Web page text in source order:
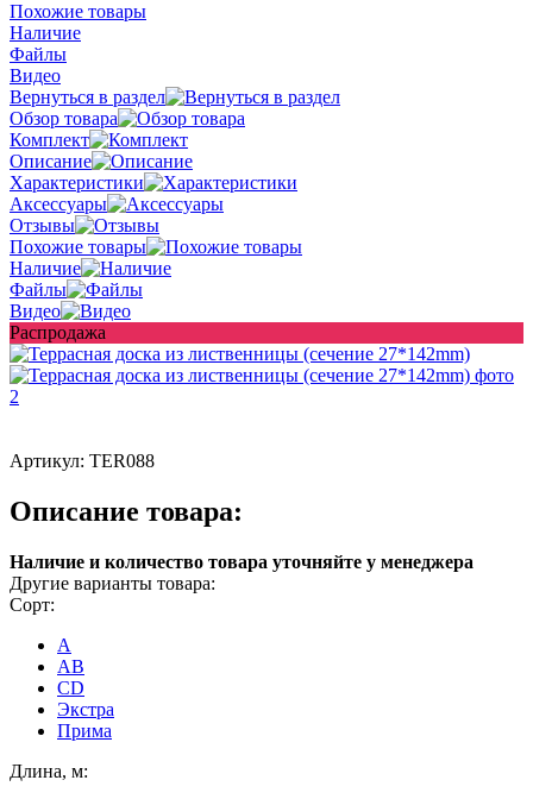
Похожие товары
Наличие
Файлы
Видео
Вернуться в раздел
Обзор товара
Комплект
Описание
Характеристики
Аксессуары
Отзывы
Похожие товары
Наличие
Файлы
Видео
Распродажа
Артикул: TER088
Описание товара:
Наличие и количество товара уточняйте у менеджера
Другие варианты товара:
Сорт:
A
AB
CD
Экстра
Прима
Длина, м: